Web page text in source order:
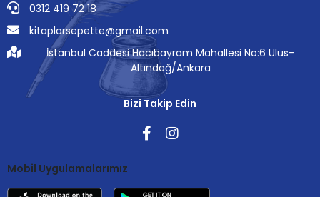
0312 419 72 18
kitaplarsepette@gmail.com
İstanbul Caddesi Hacıbayram Mahallesi No:6 Ulus-
Altındağ/Ankara
Bizi Takip Edin
Mobil Uygulamalarımız